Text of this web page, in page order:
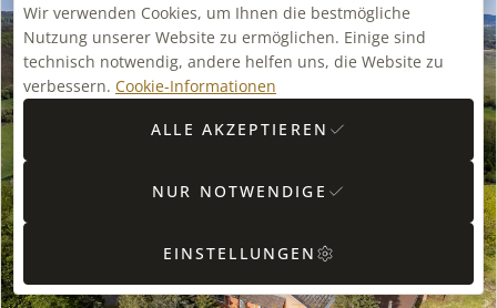
Wir verwenden Cookies, um Ihnen die bestmögliche
Nutzung unserer Website zu ermöglichen. Einige sind
technisch notwendig, andere helfen uns, die Website zu
verbessern. Cookie-Informationen
ALLE AKZEPTIEREN
NUR NOTWENDIGE
EINSTELLUNGEN